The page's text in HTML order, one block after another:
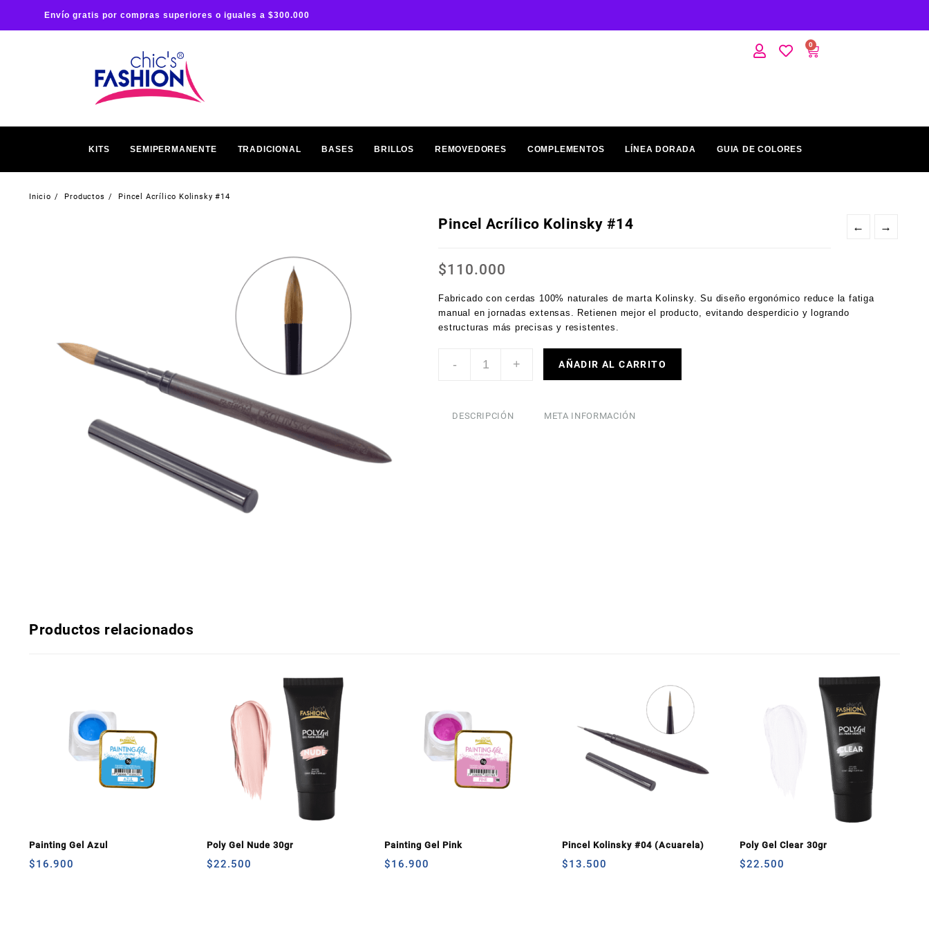
Envío gratis por compras superiores o iguales a $300.000
0
KITS SEMIPERMANENTE TRADICIONAL BASES BRILLOS REMOVEDORES COMPLEMENTOS LÍNEA DORADA GUIA DE COLORES
Inicio Productos Pincel Acrílico Kolinsky #14
← →
Pincel Acrílico Kolinsky #14
$110.000
Fabricado con cerdas 100% naturales de marta Kolinsky. Su diseño ergonómico reduce la fatiga
manual en jornadas extensas. Retienen mejor el producto, evitando desperdicio y logrando
estructuras más precisas y resistentes.
- + AÑADIR AL CARRITO
DESCRIPCIÓN META INFORMACIÓN
Productos relacionados
Painting Gel Azul
$16.900
Poly Gel Nude 30gr
$22.500
Painting Gel Pink
$16.900
Pincel Kolinsky #04 (Acuarela)
$13.500
Poly Gel Clear 30gr
$22.500